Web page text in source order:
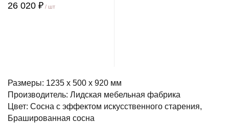
26 020 ₽ / шт
Размеры: 1235 х 500 х 920 мм
Производитель: Лидская мебельная фабрика
Цвет: Сосна с эффектом искусственного старения,
Брашированная сосна